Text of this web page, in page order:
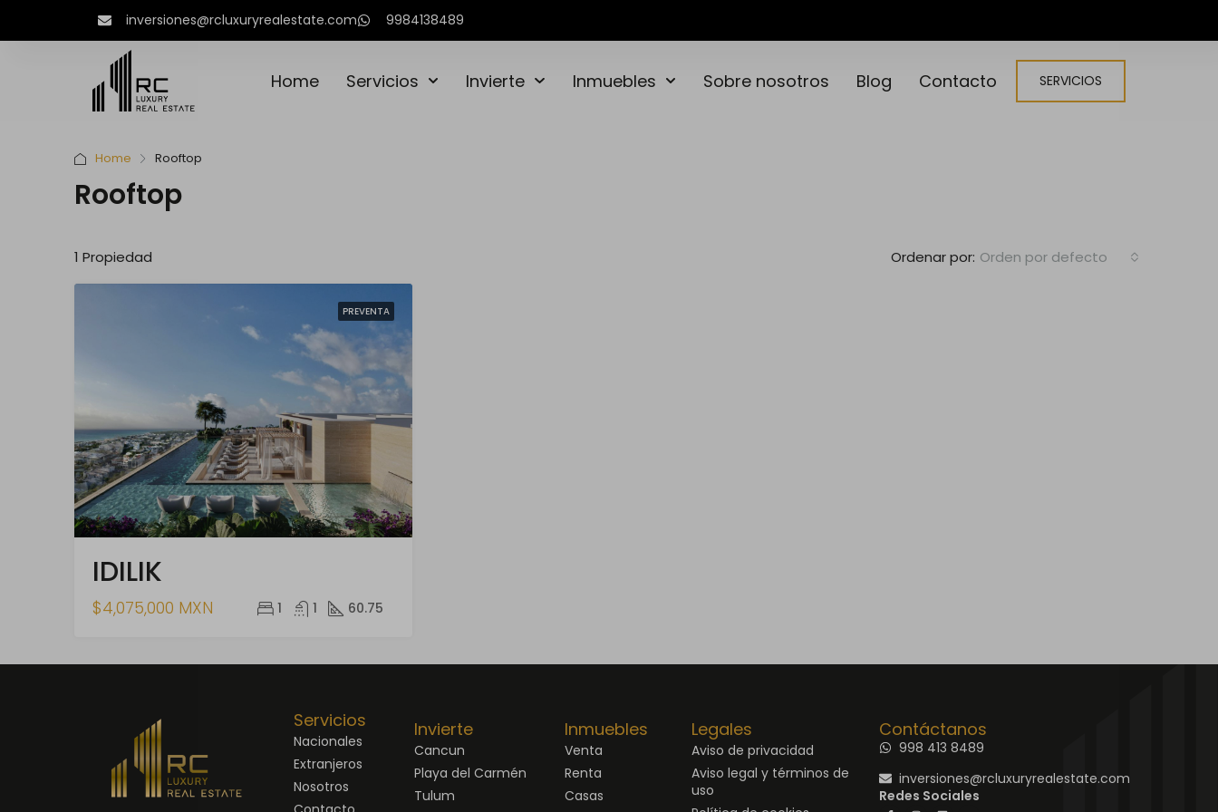
inversiones@rcluxuryrealestate.com 9984138489
Home Servicios Invierte Inmuebles Sobre nosotros Blog Contacto SERVICIOS
Home Rooftop
Rooftop
1 Propiedad Ordenar por: Orden por defecto
PREVENTA
IDILIK
$4,075,000 MXN 1 1 60.75
Servicios
Nacionales
Extranjeros
Nosotros
Invierte
Cancun
Playa del Carmén
Tulum
Inmuebles
Venta
Renta
Casas
Legales
Aviso de privacidad
Aviso legal y términos de
uso
Contáctanos
998 413 8489
inversiones@rcluxuryrealestate.com
Redes Sociales